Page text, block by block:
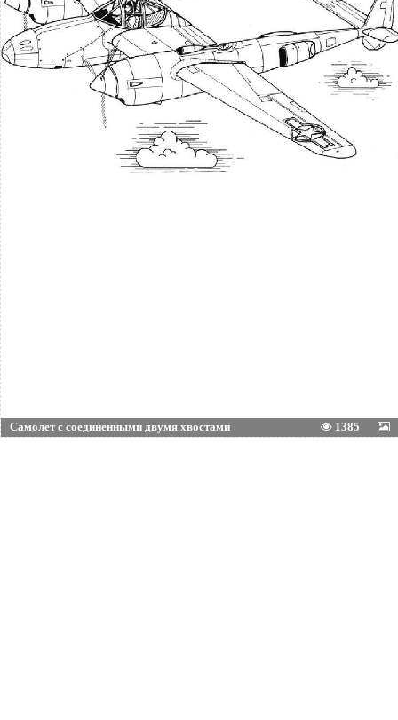
Самолет с соединенными двумя хвостами 1385